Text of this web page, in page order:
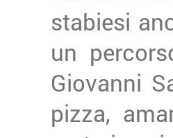
stabiesi
un
Giovanni
pizza,